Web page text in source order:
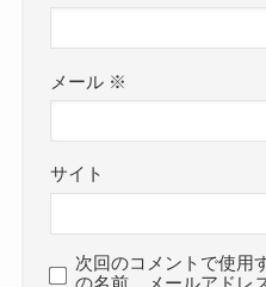
メール ※
サイト
次回のコメントで使用